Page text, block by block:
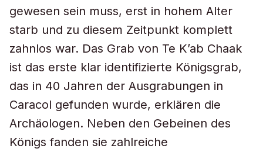
gewesen sein muss, erst in hohem Alter
starb und zu diesem Zeitpunkt komplett
zahnlos war. Das Grab von Te K’ab Chaak
ist das erste klar identifizierte Königsgrab,
das in 40 Jahren der Ausgrabungen in
Caracol gefunden wurde, erklären die
Archäologen. Neben den Gebeinen des
Königs fanden sie zahlreiche